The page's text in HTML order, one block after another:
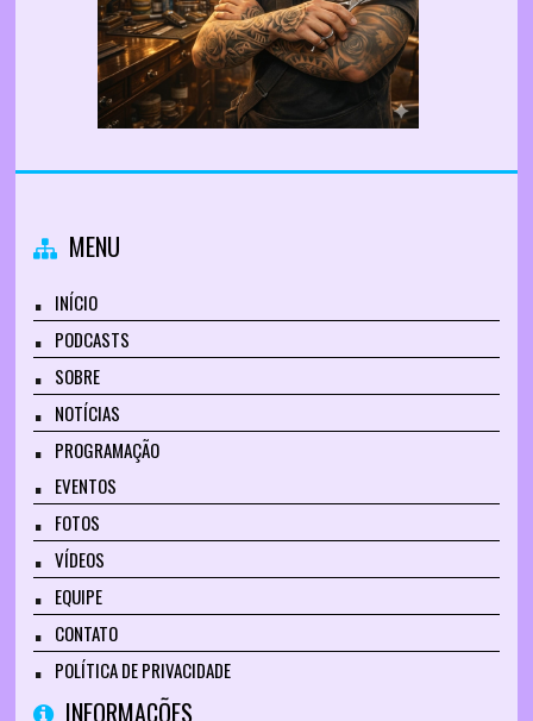
MENU
INÍCIO
PODCASTS
SOBRE
NOTÍCIAS
PROGRAMAÇÃO
EVENTOS
FOTOS
VÍDEOS
EQUIPE
CONTATO
POLÍTICA DE PRIVACIDADE
INFORMAÇÕES